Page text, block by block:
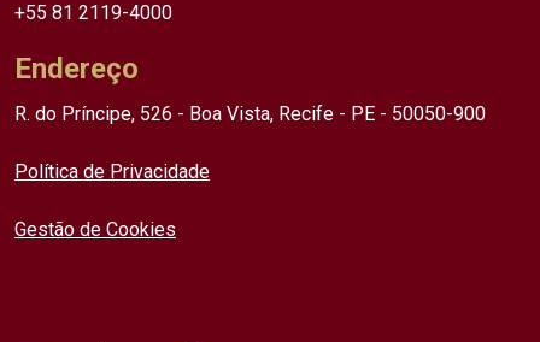
+55 81 2119-4000
Endereço
R. do Príncipe, 526 - Boa Vista, Recife - PE - 50050-900
Política de Privacidade
Gestão de Cookies